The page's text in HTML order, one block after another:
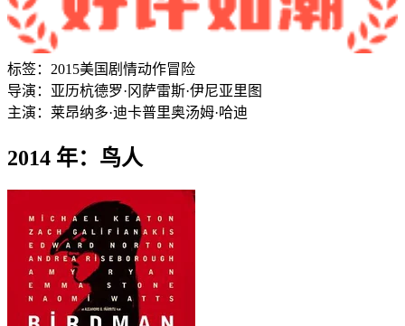
标签： 2015美国 剧情动作冒险
导演： 亚历杭德罗·冈萨雷斯·伊尼亚里图
主演： 莱昂纳多·迪卡普里奥汤姆·哈迪
2014 年：鸟人